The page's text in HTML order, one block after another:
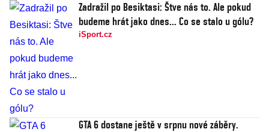
Zadražil po Besiktasi: Štve nás to. Ale pokud
budeme hrát jako dnes... Co se stalo u gólu?
iSport.cz
GTA 6 dostane ještě v srpnu nové záběry.